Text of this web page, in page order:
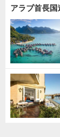
アラブ首長国